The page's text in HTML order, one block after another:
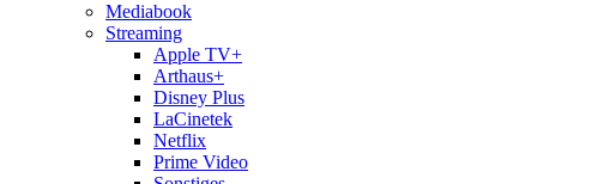
Mediabook
Streaming
Apple TV+
Arthaus+
Disney Plus
LaCinetek
Netflix
Prime Video